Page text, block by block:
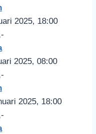
2025, 18:00
2025, 08:00
2025, 18:00